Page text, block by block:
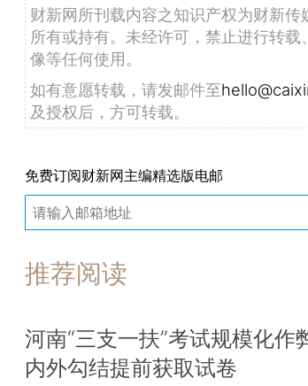
财新网所刊载内容之知识产权为财新
所有或持有。未经许可，禁止进行转
像等任何使用。
如有意愿转载，请发邮件至
及授权后，方可转载。
免费订阅财新网主编精选版电邮
推荐阅读
河南“三支一扶”考试规模化作
内外勾结提前获取试卷